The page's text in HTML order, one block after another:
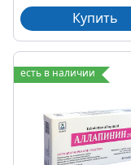
Купить
есть в наличии